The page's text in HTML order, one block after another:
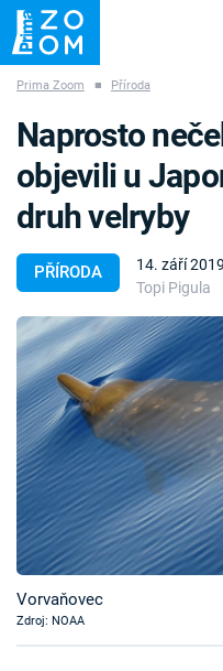
ZÁHADY VETŘELCI
Témata
Témata
Pořady
TV Program
Časopis
Sledujte prima+
Prima Zoom ■ Příroda
PŘÍRODA
14. září
Topi Pigula
Naprosto
objevili u
druh velryby
Vorvaňovec
Zdroj: NOAA